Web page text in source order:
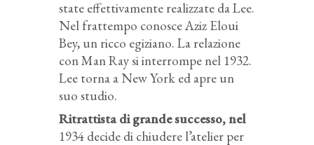
state effettivamente realizzate da Lee.
Nel frattempo conosce Aziz Eloui
Bey, un ricco egiziano. La relazione
con Man Ray si interrompe nel 1932.
Lee torna a New York ed apre un
suo studio.
Ritrattista di grande successo, nel
1934 decide di chiudere l’atelier per